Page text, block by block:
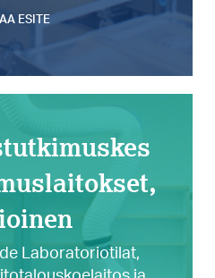
ESITE
Laboratoriotilat,